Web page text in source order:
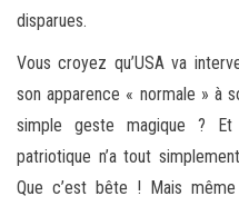
disparues.
Vous croyez qu’USA va
son apparence « normale » à
simple geste magique ?
patriotique n’a tout
Que c’est bête ! Mais